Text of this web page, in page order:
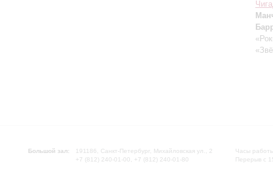
Большой зал:
191186, Санкт-Петербург, Михайловская ул., 2
+7 (812) 240-01-00, +7 (812) 240-01-80
Часы
Перерыв с